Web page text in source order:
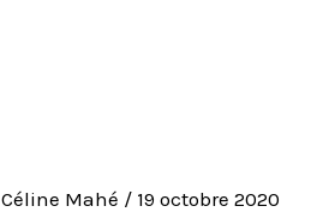
Céline Mahé / 19 octobre 2020